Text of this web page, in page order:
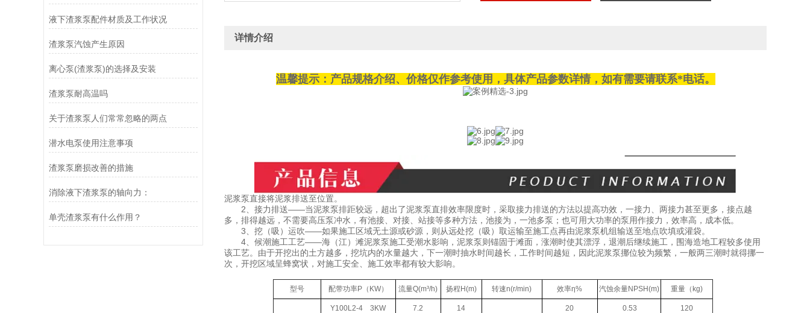
液下渣浆泵配件材质及工作状况
渣浆泵汽蚀产生原因
离心泵(渣浆泵)的选择及安装
渣浆泵耐高温吗
关于渣浆泵人们常常忽略的两点
潜水电泵使用注意事项
渣浆泵磨损改善的措施
消除液下渣浆泵的轴向力：
单壳渣浆泵有什么作用？
详情介绍
温馨提示：产品规格介绍、价格仅作参考使用，具体产品参数详情，如有需要请联系*电话。
泥浆泵直接将泥浆排送至位置。
2、接力排送——当泥浆泵排距较远，超出了泥浆泵直排效率限度时，采取接力排送的方法以提高功效，一接力、两接力甚至更多，接点越
多，排得越远，不需要高压泵冲水，有池接、对接、站接等多种方法，池接为，一池多泵；也可用大功率的泵用作接力，效率高，成本低。
3、挖（吸）运吹——如果施工区域无土源或砂源，则从远处挖（吸）取运输至施工点再由泥浆泵机组输送至地点吹填或灌袋。
4、候潮施工工艺——海（江）滩泥浆泵施工受潮水影响，泥浆泵则锚固于滩面，涨潮时使其漂浮，退潮后继续施工，围海造地工程较多使用
该工艺。由于开挖出的土方越多，挖坑内的水量越大，下一潮时抽水时间越长，工作时间越短，因此泥浆泵挪位较为频繁，一般两三潮时就得挪一
次，开挖区域呈蜂窝状，对施工安全、施工效率都有较大影响。
型号 配带功率P（KW） 流量Q(m³/h) 扬程H(m) 转速n(r/min) 效率η% 汽蚀余量NPSH(m) 重量（kg)
Y100L2-4 3KW 7.2 14 20 0.53 120